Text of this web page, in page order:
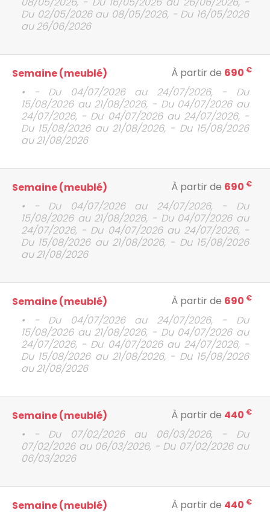
Du 02/05/2026 au 08/05/2026, - Du 16/05/2026
au 26/06/2026
Semaine (meublé) À partir de 690 €
• - Du 04/07/2026 au 24/07/2026, - Du
15/08/2026 au 21/08/2026, - Du 04/07/2026 au
24/07/2026, - Du 04/07/2026 au 24/07/2026, -
Du 15/08/2026 au 21/08/2026, - Du 15/08/2026
au 21/08/2026
Semaine (meublé) À partir de 690 €
• - Du 04/07/2026 au 24/07/2026, - Du
15/08/2026 au 21/08/2026, - Du 04/07/2026 au
24/07/2026, - Du 04/07/2026 au 24/07/2026, -
Du 15/08/2026 au 21/08/2026, - Du 15/08/2026
au 21/08/2026
Semaine (meublé) À partir de 690 €
• - Du 04/07/2026 au 24/07/2026, - Du
15/08/2026 au 21/08/2026, - Du 04/07/2026 au
24/07/2026, - Du 04/07/2026 au 24/07/2026, -
Du 15/08/2026 au 21/08/2026, - Du 15/08/2026
au 21/08/2026
Semaine (meublé) À partir de 440 €
• - Du 07/02/2026 au 06/03/2026, - Du
07/02/2026 au 06/03/2026, - Du 07/02/2026 au
06/03/2026
Semaine (meublé) À partir de 440 €